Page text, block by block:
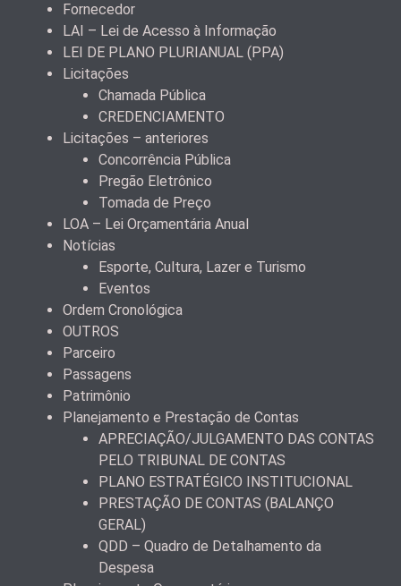
Fornecedor
LAI – Lei de Acesso à Informação
LEI DE PLANO PLURIANUAL (PPA)
Licitações
Chamada Pública
CREDENCIAMENTO
Licitações – anteriores
Concorrência Pública
Pregão Eletrônico
Tomada de Preço
LOA – Lei Orçamentária Anual
Notícias
Esporte, Cultura, Lazer e Turismo
Eventos
Ordem Cronológica
OUTROS
Parceiro
Passagens
Patrimônio
Planejamento e Prestação de Contas
APRECIAÇÃO/JULGAMENTO DAS CONTAS
PELO TRIBUNAL DE CONTAS
PLANO ESTRATÉGICO INSTITUCIONAL
PRESTAÇÃO DE CONTAS (BALANÇO
GERAL)
QDD – Quadro de Detalhamento da
Despesa